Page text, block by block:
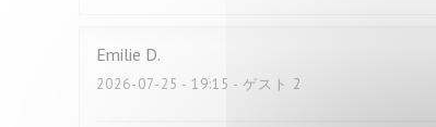
Emilie D
2026-07-25 - 19:15 - ゲスト 2